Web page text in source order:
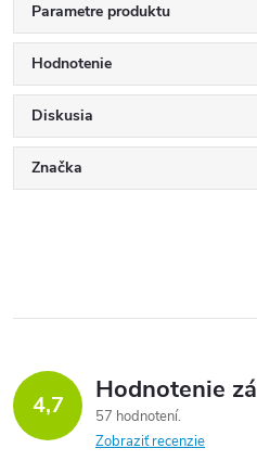
Parametre produktu
Hodnotenie
Diskusia
Značka
4,7 Hodnotenie
57 hodnotení
Zobraziť recenzie